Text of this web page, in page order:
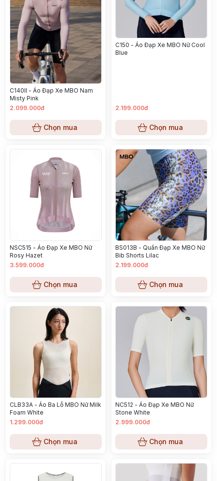
C140II - Áo Đạp Xe MBO Nam
Misty Pink
2.099.000đ
Chọn mua
C150 - Áo Đạp Xe MBO Nữ Cool
Blue
2.199.000đ
Chọn mua
NSC515 - Áo Đạp Xe MBO Nữ
Rosy Hazet
3.599.000đ
Chọn mua
BS013B - Quần Đạp Xe MBO Nữ
Bib Shorts Lilac
2.199.000đ
Chọn mua
CLB33A - Áo Ba Lỗ MBO Nữ Milk
Foam White
1.299.000đ
Chọn mua
NC512 - Áo Đạp Xe MBO Nữ
Stone White
2.999.000đ
Chọn mua